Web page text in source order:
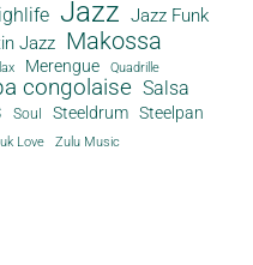
Jazz Jazz Funk
Jazz Makossa
Merengue Quadrille
congolaise Salsa
Soul Steeldrum Steelpan
Love Zulu Music